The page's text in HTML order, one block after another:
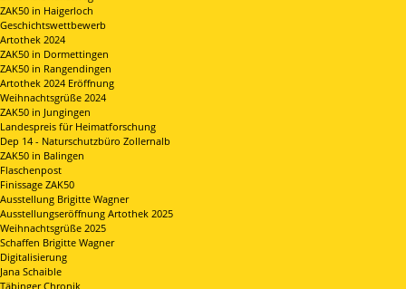
ZAK50 in Haigerloch
Geschichtswettbewerb
Artothek 2024
ZAK50 in Dormettingen
ZAK50 in Rangendingen
Artothek 2024 Eröffnung
Weihnachtsgrüße 2024
ZAK50 in Jungingen
Landespreis für Heimatforschung
Dep 14 - Naturschutzbüro Zollernalb
ZAK50 in Balingen
Flaschenpost
Finissage ZAK50
Ausstellung Brigitte Wagner
Ausstellungseröffnung Artothek 2025
Weihnachtsgrüße 2025
Schaffen Brigitte Wagner
Digitalisierung
Jana Schaible
Täbinger Chronik